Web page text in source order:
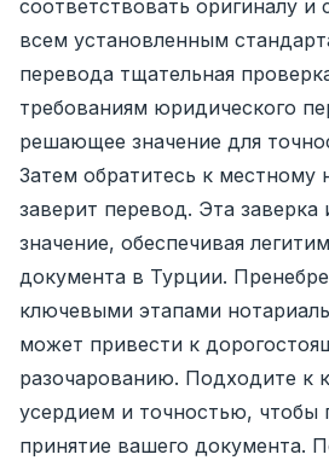
соответствовать оригиналу и
всем установленным
перевода тщательная
требованиям юридического
решающее значение для
Затем обратитесь к местному
заверит перевод. Эта
значение, обеспечивая
документа в Турции.
ключевыми этапами
может привести к
разочарованию. Подходите к
усердием и точностью, чтобы
принятие вашего документа.